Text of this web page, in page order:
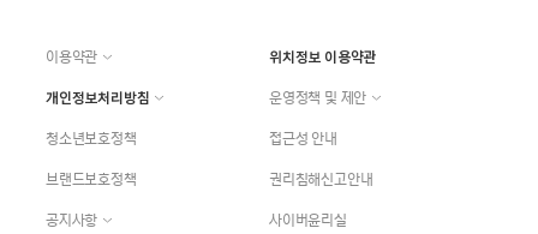
이용약관
위치정보 이용약관
개인정보처리방침
운영정책 및 제안
청소년보호정책
접근성 안내
브랜드보호정책
권리침해신고안내
공지사항
사이버윤리실